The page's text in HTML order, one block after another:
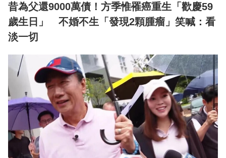
昔為父還9000萬債！方季惟罹癌重生「歡慶59
歲生日」 不婚不生「發現2顆腫瘤」笑喊：看
淡一切